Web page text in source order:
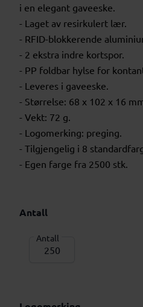
i en elegant gaveeske.
- Laget av resirkulert lær.
- RFID-blokkerende
- 2 ekstra indre kortspor.
- PP foldbar hylse for
- Leveres i gaveeske.
- Størrelse: 68 x 102 x 16
- Vekt: 72 g.
- Logomerking: preging.
- Tilgjengelig i 8
- Egen farge fra 2500 stk.
Antall
Antall